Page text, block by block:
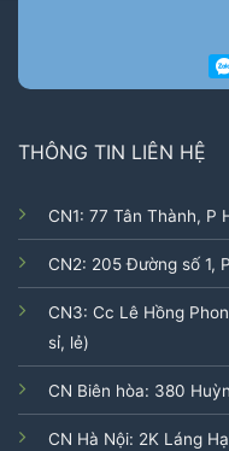
THÔNG TIN LIÊN HỆ
CN1: 77 Tân Thành, P
CN2: 205 Đường số 1,
CN3: Cc Lê Hồng
sỉ, lẻ)
CN Biên hòa: 380
CN Hà Nội: 2K Láng